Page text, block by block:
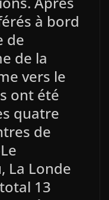
à bord
de
de la
vers le
ont été
quatre
de
La Londe
13